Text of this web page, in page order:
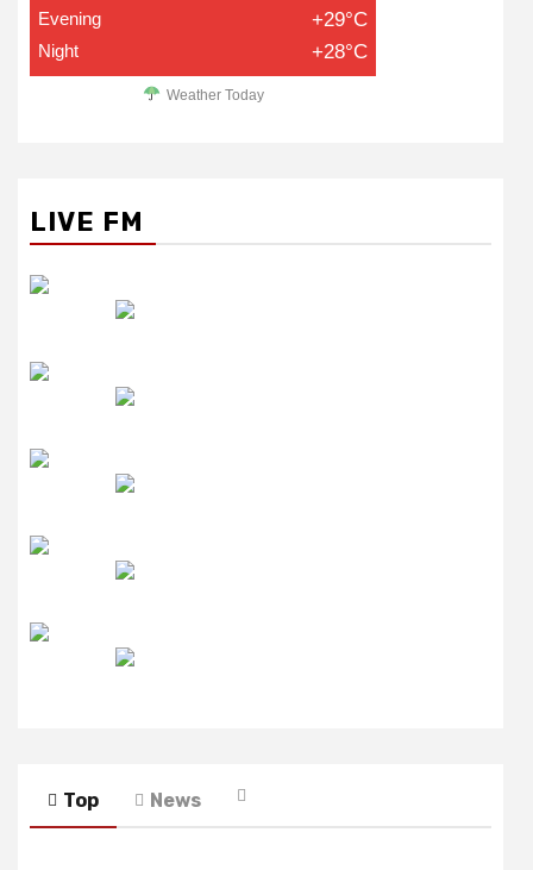
Evening +29°C
Night +28°C
Weather Today
LIVE FM
Top News